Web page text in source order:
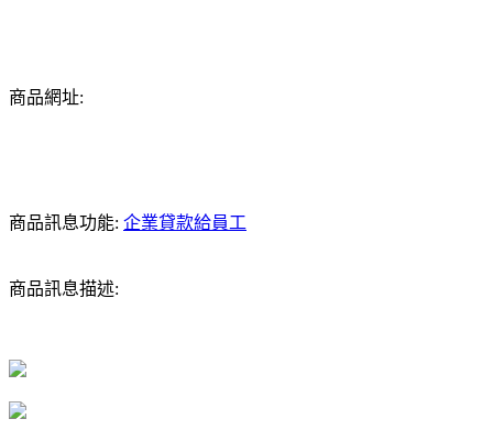
商品網址:
商品訊息功能: 企業貸款給員工
商品訊息描述: